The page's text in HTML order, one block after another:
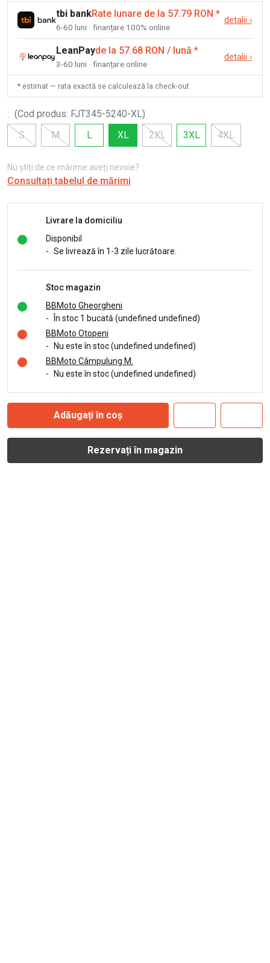
tbi bankRate lunare de la 57.79 RON *
6-60 luni · finanțare 100% online
detalii ›
LeanPayde la 57.68 RON / lună *
3-60 luni · finanțare online
detalii ›
* estimat — rata exactă se calculează la check-out
: (Cod produs: FJT345-5240-XL)
S
M L XL 2XL 3XL 4XL
Nu știți de ce mărime aveți nevoie?
Consultați tabelul de mărimi
Livrare la domiciliu
Disponibil
- Se livrează în 1-3 zile lucrătoare.
Stoc magazin
BBMoto Gheorgheni
-
În stoc 1 bucată (undefined undefined)
BBMoto Otopeni
-
Nu este în stoc (undefined undefined)
BBMoto Câmpulung M.
-
Nu este în stoc (undefined undefined)
Adăugați în coș
Rezervați în magazin